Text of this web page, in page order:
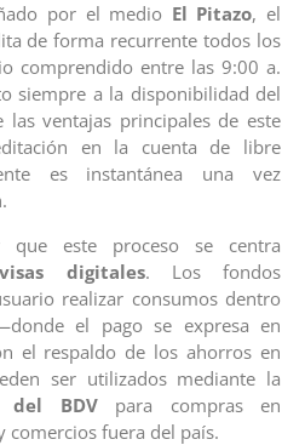
por el medio El Pitazo, el
de forma recurrente todos los
comprendido entre las 9:00 a.
siempre a la disponibilidad del
ventajas principales de este
en la cuenta de libre
es instantánea una vez
que este proceso se centra
digitales. Los fondos
realizar consumos dentro
el pago se expresa en
el respaldo de los ahorros en
ser utilizados mediante la
del BDVpara compras en
comercios fuera del país.